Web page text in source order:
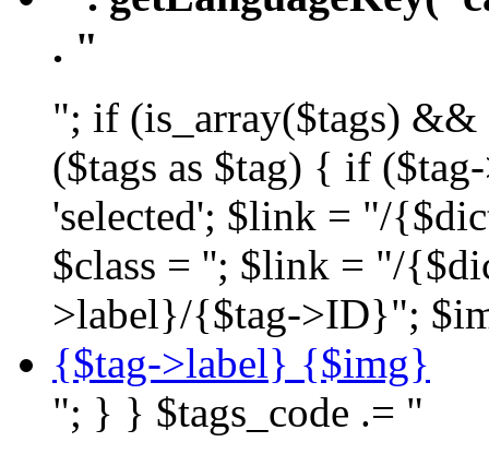
. "
"; if (is_array($tags) &&
($tags as $tag) { if
'selected'; $link = "/
$class = ''; $link = "/
>label}/{$tag->ID}";
{$tag->label} {$img}
"; } } $tags_code .= "